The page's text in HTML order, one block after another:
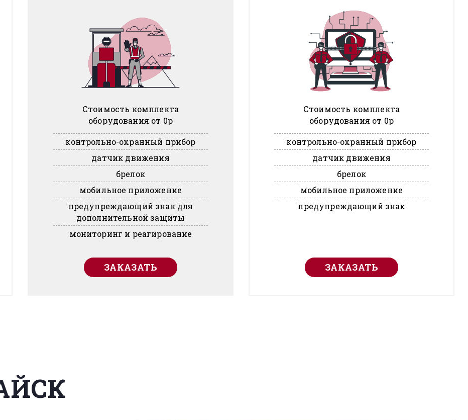
Стоимость комплекта
оборудования от 0р
контрольно-охранный прибор
датчик движения
брелок
мобильное приложение
предупреждающий знак для
дополнительной защиты
мониторинг и реагирование
ЗАКАЗАТЬ
Стоимость комплекта
оборудования от 0р
контрольно-охранный прибор
датчик движения
брелок
мобильное приложение
предупреждающий знак
ЗАКАЗАТЬ